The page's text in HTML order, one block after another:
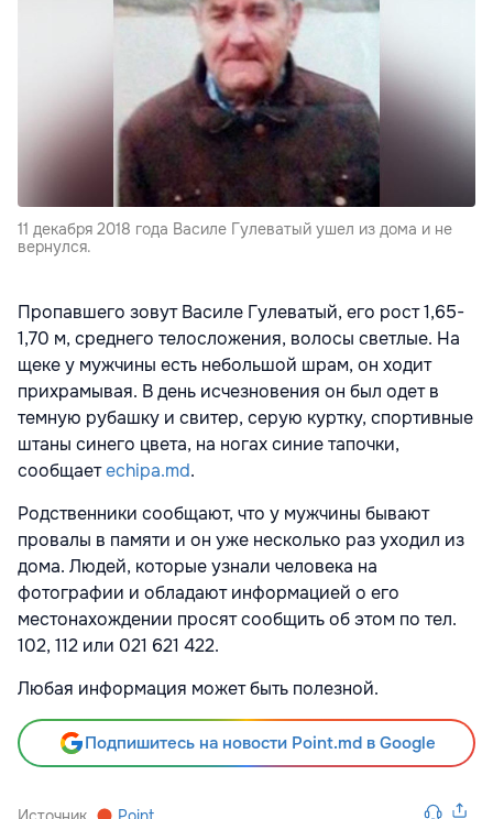
11 декабря 2018 года Василе Гулеватый ушел из дома и не
вернулся.
Пропавшего зовут Василе Гулеватый, его рост 1,65-
1,70 м, среднего телосложения, волосы светлые. На
щеке у мужчины есть небольшой шрам, он ходит
прихрамывая. В день исчезновения он был одет в
темную рубашку и свитер, серую куртку, спортивные
штаны синего цвета, на ногах синие тапочки,
сообщаетechipa.md.
Родственники сообщают, что у мужчины бывают
провалы в памяти и он уже несколько раз уходил из
дома. Людей, которые узнали человека на
фотографии и обладают информацией о его
местонахождении просят сообщить об этом по тел.
102, 112 или 021 621 422.
Любая информация может быть полезной.
Подпишитесь на новости Point.md в Google